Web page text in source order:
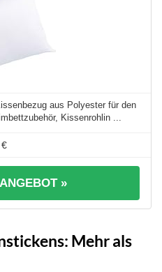
aus Polyester für den
Kissenrohlin ...
»
Mehr als